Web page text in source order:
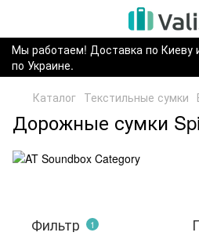
Мы работаем! Доставка по Киеву
по Украине.
Каталог Текстильные сумки
Дорожные сумки
Фильтр 1